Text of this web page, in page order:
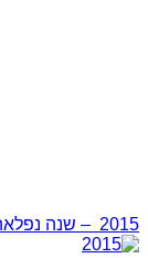
2015 – שנה נפלאה. סיכום ותודות